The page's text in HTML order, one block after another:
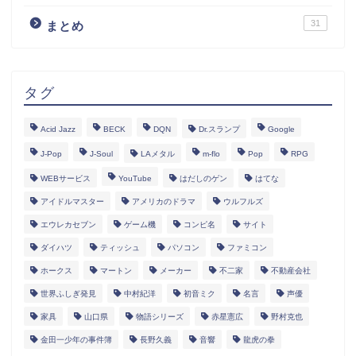
まとめ 31
タグ
Acid Jazz BECK DQN Dr.スランプ Google
J-Pop J-Soul LAメタル m-flo Pop RPG
WEBサービス YouTube はだしのゲン はてな
アイドルマスター アメリカのドラマ ウルフルズ
エウレカセブン ゲーム機 コンピ名 サイト
ダイハツ ティッシュ パソコン ファミコン
ホークス マートン メーカー 不二家 不動産会社
世界ふしぎ発見 中村紀洋 初音ミク 名言 声優
家具 山口県 物語シリーズ 赤星憲広 野村克也
金田一少年の事件簿 長野久義 音響 龍虎の拳